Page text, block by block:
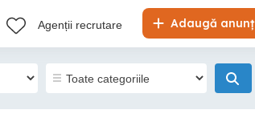
Adaugă anunț
Agenții recrutare